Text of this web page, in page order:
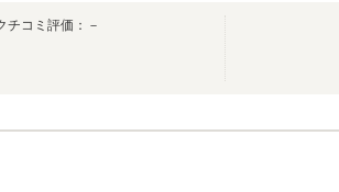
チコミ評価：－